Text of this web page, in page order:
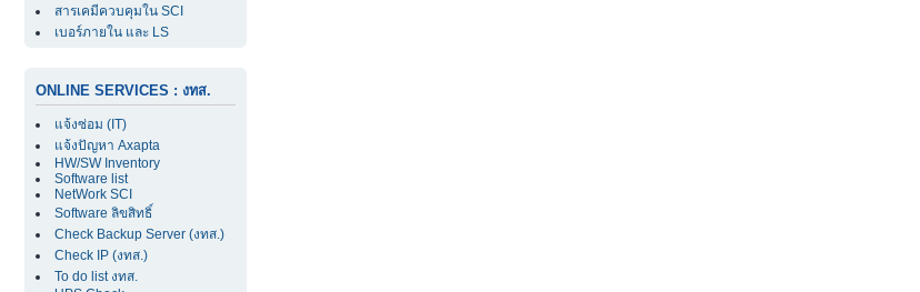
สารเคมีควบคุมใน SCI
เบอร์ภายใน และ LS
ONLINE SERVICES : งทส.
แจ้งซ่อม (IT)
แจ้งปัญหา Axapta
HW/SW Inventory
Software list
NetWork SCI
Software ลิขสิทธิ์
Check Backup Server (งทส.)
Check IP (งทส.)
To do list งทส.